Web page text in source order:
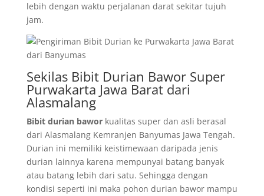
lebih dengan waktu perjalanan darat sekitar tujuh
jam.
Sekilas Bibit Durian Bawor Super
Purwakarta Jawa Barat dari
Alasmalang
Bibit durian bawor kualitas super dan asli berasal
dari Alasmalang Kemranjen Banyumas Jawa Tengah.
Durian ini memiliki keistimewaan daripada jenis
durian lainnya karena mempunyai batang banyak
atau batang lebih dari satu. Sehingga dengan
kondisi seperti ini maka pohon durian bawor mampu